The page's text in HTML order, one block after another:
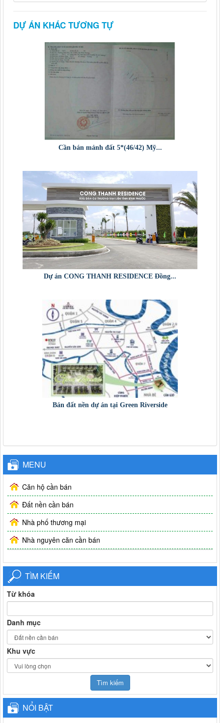
DỰ ÁN KHÁC TƯƠNG TỰ
Cần bán mảnh đất 5*(46/42) Mỹ...
Dự án CONG THANH RESIDENCE Đồng...
Bán đất nền dự án tại Green Riverside
MENU
Căn hộ cần bán
Đất nền cần bán
Nhà phố thương mại
Nhà nguyên căn cần bán
TÌM KIẾM
Từ khóa
Danh mục
Khu vực
NỔI BẬT